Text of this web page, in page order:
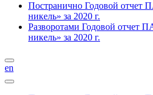
Постранично Годовой отчет
никель» за 2020 г.
Разворотами Годовой отчет
никель» за 2020 г.
en